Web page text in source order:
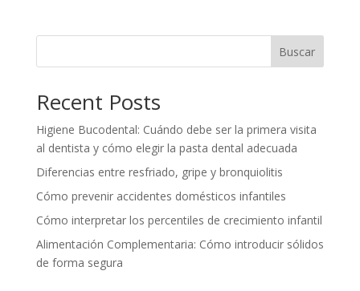
Buscar
Recent Posts
Higiene Bucodental: Cuándo debe ser la primera visita
al dentista y cómo elegir la pasta dental adecuada
Diferencias entre resfriado, gripe y bronquiolitis
Cómo prevenir accidentes domésticos infantiles
Cómo interpretar los percentiles de crecimiento infantil
Alimentación Complementaria: Cómo introducir sólidos
de forma segura